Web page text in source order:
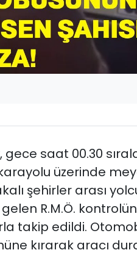
saat 00.30
üzerinde
şehirler arası
R.M.Ö.
takip edildi.
kırarak aracı